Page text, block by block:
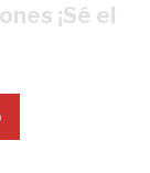
¡Sé el